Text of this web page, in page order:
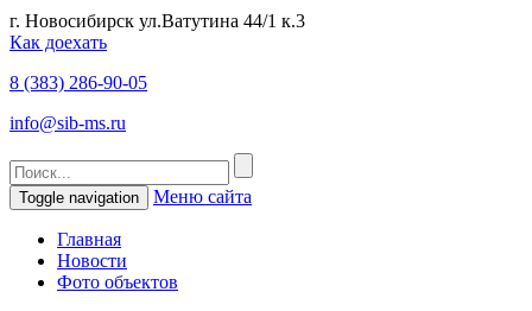
г. Новосибирск ул.Ватутина 44/1 к.3
Как доехать
8 (383) 286-90-05
info@sib-ms.ru
Toggle navigation Меню сайта
Главная
Новости
Фото объектов